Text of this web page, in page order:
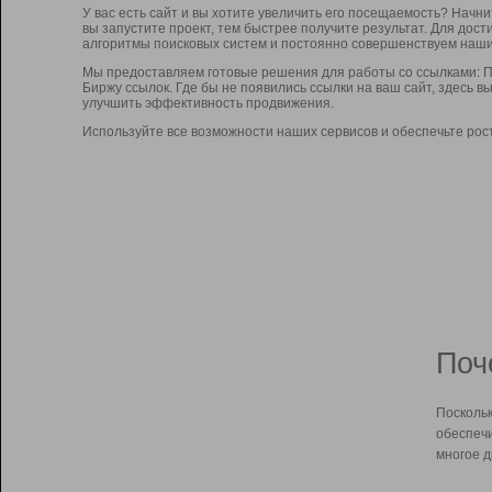
У вас есть сайт и вы хотите увеличить его посещаемость?
вы запустите проект, тем быстрее получите результат. Для
алгоритмы поисковых систем и постоянно совершенствуем
Мы предоставляем готовые решения для работы со ссылками:
Биржу ссылок. Где бы не появились ссылки на ваш сайт, здесь
улучшить эффективность продвижения.
Используйте все возможности наших сервисов и обеспечьте
многое